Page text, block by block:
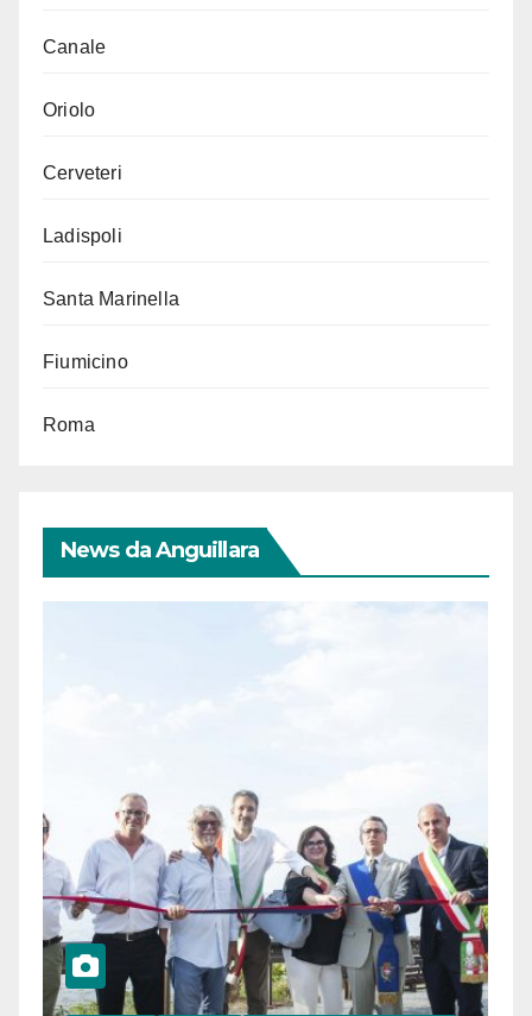
Canale
Oriolo
Cerveteri
Ladispoli
Santa Marinella
Fiumicino
Roma
News da Anguillara